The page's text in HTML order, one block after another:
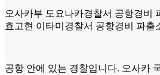
오사카부 도요나카경찰서 공항경비
효고현 이타미경찰서 공항경비 파출
공항 안에 있는 경찰입니다. 오사카